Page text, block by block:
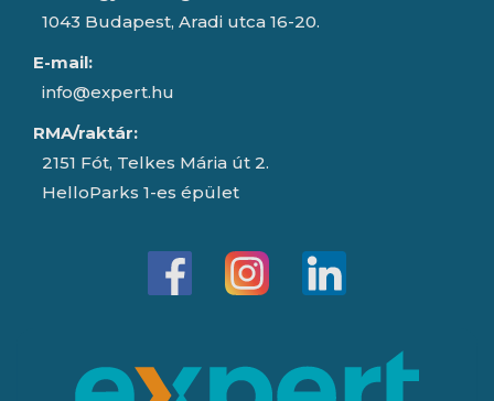
1043 Budapest, Aradi utca 16-20.
E-mail:
info@expert.hu
RMA/raktár:
2151 Fót, Telkes Mária út 2.
HelloParks 1-es épület